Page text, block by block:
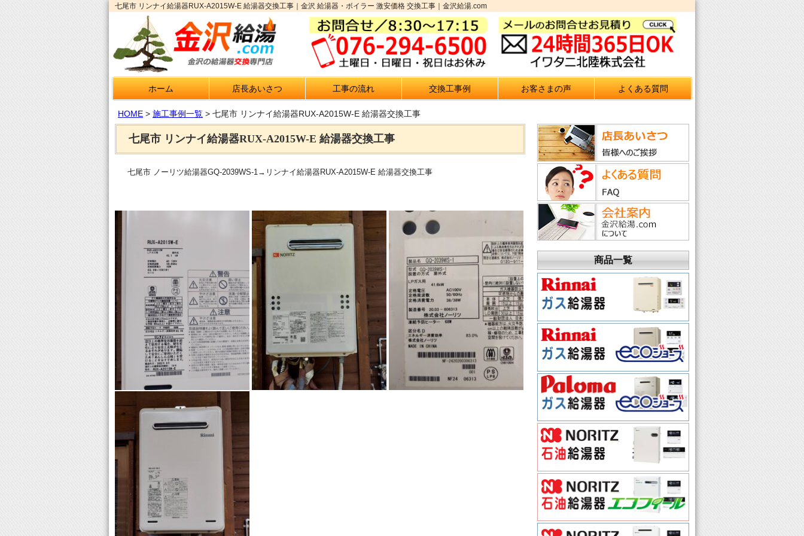
七尾市 リンナイ給湯器RUX-A2015W-E 給湯器交換工事｜金沢 給湯器・ボイラー 激安価格 交換工事｜金沢給湯.com
ホーム 店長あいさつ 工事の流れ 交換工事例 お客さまの声 よくある質問
HOME > 施工事例一覧 > 七尾市 リンナイ給湯器RUX-A2015W-E 給湯器交換工事
七尾市 リンナイ給湯器RUX-A2015W-E 給湯器交換工事
七尾市 ノーリツ給湯器GQ-2039WS-1→リンナイ給湯器RUX-A2015W-E 給湯器交換工事
商品一覧